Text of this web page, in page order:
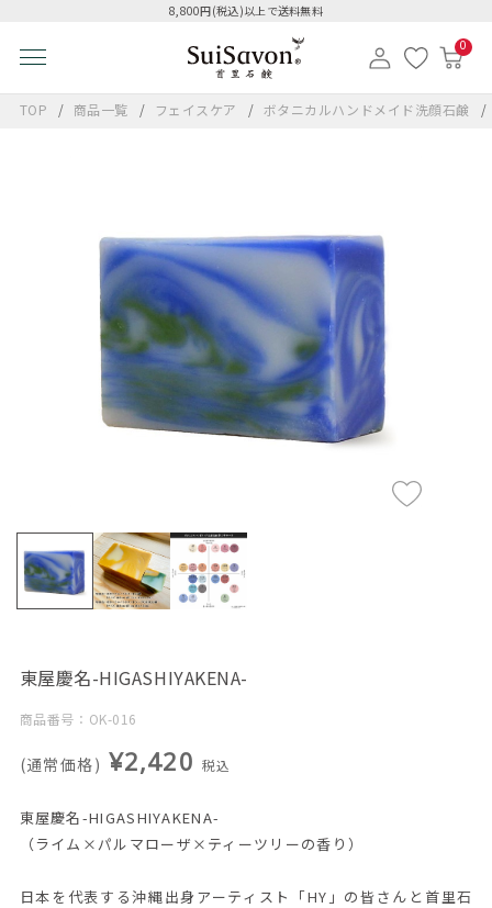
8,800円(税込)以上で送料無料
0
TOP 商品一覧 フェイスケア ボタニカルハンドメイド洗顔石鹸
東屋慶名-HIGASHIYAKENA-
商品番号：OK-016
(通常価格) ¥2,420 税込
東屋慶名-HIGASHIYAKENA-
（ライム×パルマローザ×ティーツリーの香り）
日本を代表する沖縄出身アーティスト「HY」の皆さんと首里石